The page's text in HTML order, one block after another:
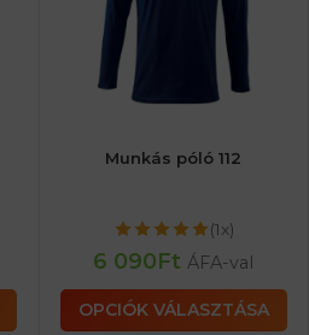
Munkás póló 112
(1x)
6 090Ft ÁFA-val
OPCIÓK VÁLASZTÁSA